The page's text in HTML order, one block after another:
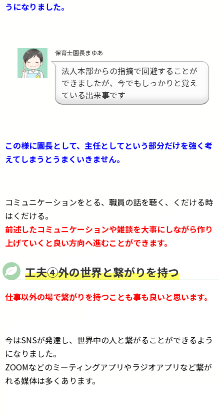
うになりました。
保育士園長まゆあ
法人本部からの指摘で回避することが
できましたが、今でもしっかりと覚え
ている出来事です
この様に園長として、主任としてという部分だけを強く考
えてしまうとうまくいきません。
コミュニケーションをとる、職員の話を聴く、くだける時
はくだける。
前述したコミュニケーションや雑談を大事にしながら作り
上げていくと良い方向へ進むことができます。
工夫④外の世界と繋がりを持つ
仕事以外の場で繋がりを持つことも事も良いと思います。
今はSNSが発達し、世界中の人と繋がることができるよう
になりました。
ZOOMなどのミーティングアプリやラジオアプリなど繋が
れる媒体は多くあります。